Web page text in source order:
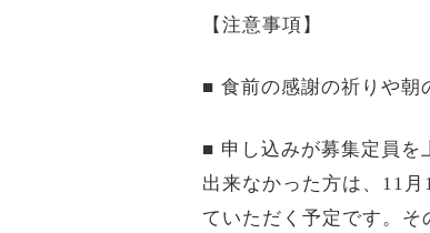
【注意事項】
■ 食前の感謝の祈りや朝
■ 申し込みが募集定員を
出来なかった方は、 11 月
ていただく予定です。そ